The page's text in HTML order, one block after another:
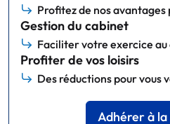
Profitez de nos
Gestion du cabinet
Faciliter votre exercice au
Profiter de vos loisirs
Des réductions pour vous
Adhérer à la